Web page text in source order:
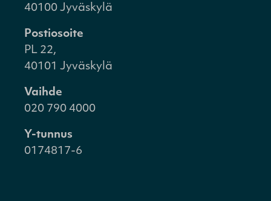
40100 Jyväskylä
Postiosoite
PL 22,
40101 Jyväskylä
Vaihde
020 790 4000
Y-tunnus
0174817-6